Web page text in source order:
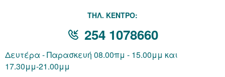
THΛ. ΚΕΝΤΡΟ:
254 1078660
Δευτέρα - Παρασκευή 08.00πμ - 15.00μμ και
17.30μμ-21.00μμ